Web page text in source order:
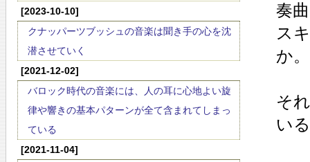
[2023-10-10]
クナッパーツブッシュの音楽は聞き手の心を沈
潜させていく
[2021-12-02]
バロック時代の音楽には、人の耳に心地よい旋
律や響きの基本パターンが全て含まれてしまっ
ている
[2021-11-04]
奏
ス
か。
そ
い